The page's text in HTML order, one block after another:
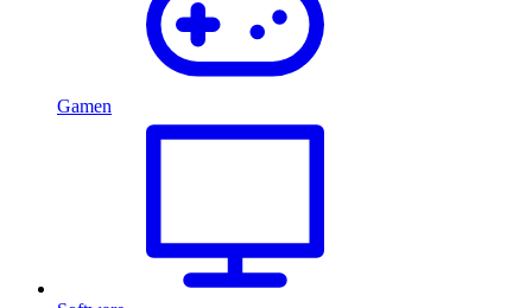
Gamen